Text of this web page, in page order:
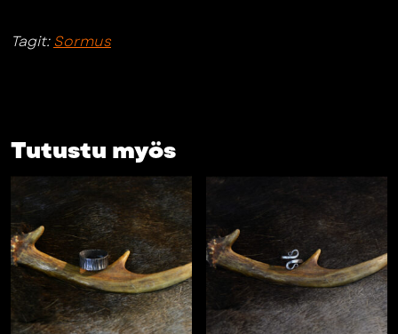
Tagit: Sormus
Tutustu myös